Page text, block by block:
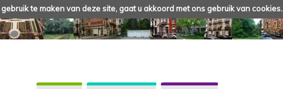
te maken van deze site, gaat u akkoord met ons gebruik van cookies.